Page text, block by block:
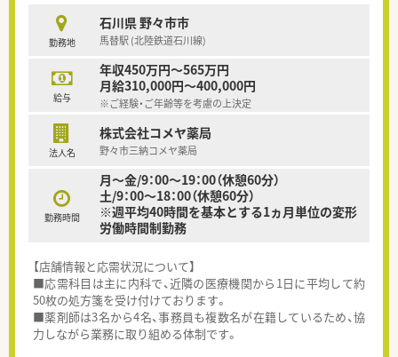
勤務地
石川県 野々市市
馬替駅 (北陸鉄道石川線)
給与
年収450万円～565万円
月給310,000円～400,000円
※ご経験・ご年齢等を考慮の上決定
法人名
株式会社コメヤ薬局
野々市三納コメヤ薬局
勤務時間
月～金/9：00～19：00（休憩60分）
土/9：00～18：00（休憩60分）
※週平均40時間を基本とする1ヵ月単位の変形
労働時間制勤務
【店舗情報と応需状況について】
■応需科目は主に内科で、近隣の医療機関から1日に平均して約
50枚の処方箋を受け付けております。
■薬剤師は3名から4名、事務員も複数名が在籍しているため、協
力しながら業務に取り組める体制です。